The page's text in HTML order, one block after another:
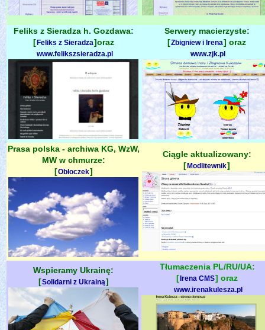
Feliks z Sieradza h. Gozdawa:
[Feliks z Sieradza]oraz
www.felikszsieradza.pl
Serwery macierzyste:
[Zbigniew i Irena] oraz
www.zjk.pl
Prasa polska - archiwa KG, WzW,
MW w chmurze:
[Obłoczek]
Ciągle aktualizowany:
[Modlitewnik]
Wspieramy Ukrainę:
[Solidarni z Ukrainą]
Tłumaczenia PL/RU/UA:
[Irena CMS] oraz
www.irenakulesza.pl